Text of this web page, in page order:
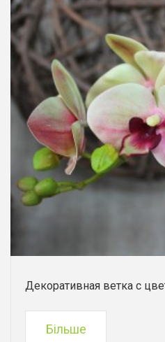
Декоративная ветка с
Більше